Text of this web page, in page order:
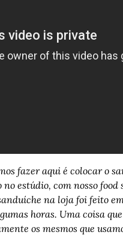
fazer aqui é colocar o
estúdio, com nosso
na loja foi feito
horas. Uma coisa
os mesmos que